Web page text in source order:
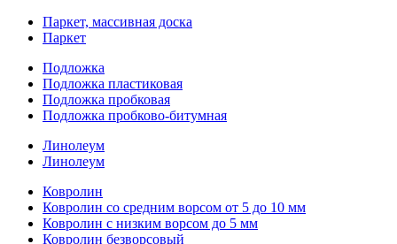
Паркет, массивная доска
Паркет
Подложка
Подложка пластиковая
Подложка пробковая
Подложка пробково-битумная
Линолеум
Линолеум
Ковролин
Ковролин со средним ворсом от 5 до 10 мм
Ковролин с низким ворсом до 5 мм
Ковролин безворсовый